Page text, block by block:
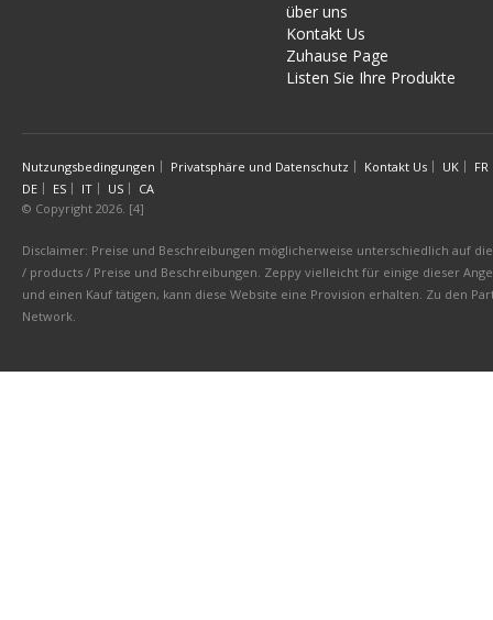
über uns
Kontakt Us
Zuhause Page
Listen Sie Ihre Produkte
Nutzungsbedingungen Privatsphäre und Datenschutz Kontakt Us UK
FR
DE
ES IT US
CA
© Copyright 2026. [4]
Disclaimer: Preise und Beschreibungen möglicherweise unterschiedlich auf
/ products / Preise und Beschreibungen. Zeppy vielleicht für einige dieser
und einen Kauf tätigen, kann diese Website eine Provision erhalten. Zu den
Network.